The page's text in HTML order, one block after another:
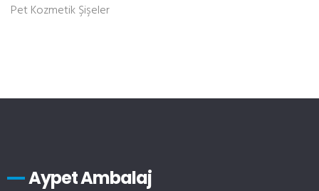
Pet Kozmetik Şişeler
Aypet Ambalaj